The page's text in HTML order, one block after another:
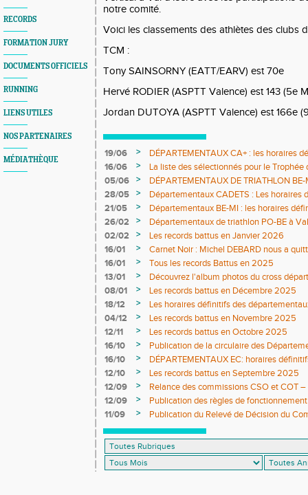
RECORDS
FORMATION JURY
DOCUMENTS OFFICIELS
RUNNING
LIENS UTILES
NOS PARTENAIRES
MÉDIATHÈQUE
notre comité.
Voici les classements des athlètes des clubs
TCM :
Tony SAINSORNY (EATT/EARV) est 70e
Hervé RODIER (ASPTT Valence) est 143 (5e
Jordan DUTOYA (ASPTT Valence) est 166e
19/06 >
DÉPARTEMENTAUX CA+ : les horaires
16/06
>
La liste des sélectionnés pour le Trophée
05/06
>
DÉPARTEMENTAUX DE TRIATHLON
définitifs sont en ligne
28/05 >
Départementaux CADETS : Les horaires
21/05
>
Départementaux BE-MI : les horaires
26/02
>
Départementaux de triathlon PO-BE à
DÉFINITIFS ET COMPO JURY
02/02 >
Les records battus en Janvier 2026
16/01
>
Carnet Noir : Michel DEBARD nous a
16/01
>
Tous les records Battus en 2025
13/01
>
Découvrez l'album photos du cross
08/01
>
Les records battus en Décembre 2025
18/12
>
Les horaires définitifs des
04/12
>
Les records battus en Novembre 2025
12/11
>
Les records battus en Octobre 2025
16/10
>
Publication de la circulaire des
16/10
>
DÉPARTEMENTAUX EC: horaires
12/10
>
Les records battus en Septembre 2025
12/09
>
Relance des commissions CSO et COT
12/09
>
Publication des règles de
11/09
> Publication du Relevé de Décision du